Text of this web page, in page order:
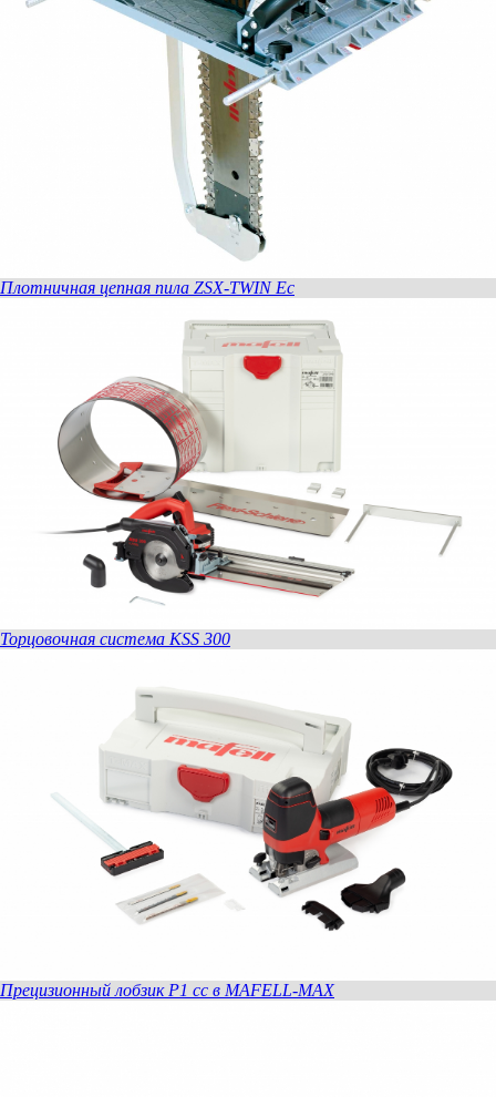
Плотничная цепная пила ZSX-TWIN Ec
Торцовочная система KSS 300
Прецизионный лобзик P1 cc в MAFELL-MAX